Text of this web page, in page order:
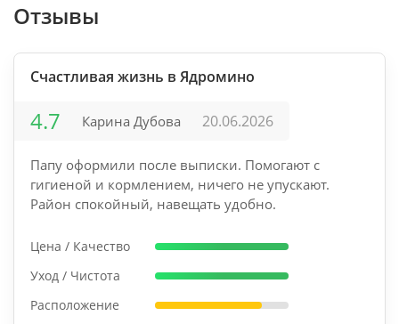
Отзывы
Счастливая жизнь в Ядромино
4.7 Карина Дубова 20.06.2026
Папу оформили после выписки. Помогают с
гигиеной и кормлением, ничего не упускают.
Район спокойный, навещать удобно.
Цена / Качество
Уход / Чистота
Расположение